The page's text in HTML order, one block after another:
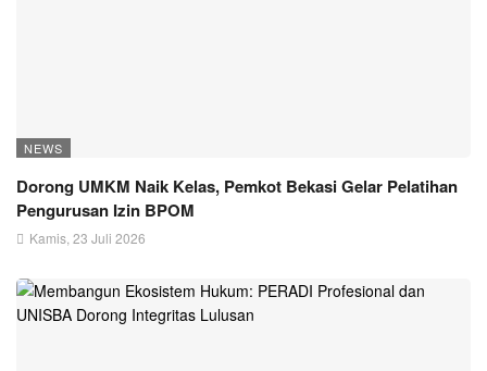
NEWS
Dorong UMKM Naik Kelas, Pemkot Bekasi Gelar Pelatihan
Pengurusan Izin BPOM
Kamis, 23 Juli 2026